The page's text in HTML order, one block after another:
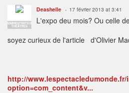
ADMINISTRATEUR
THÉÂTRES
Deashelle 17 février 2013 at 3:41
L'expo deu mois? Ou celle
soyez curieux de l'article d'Olivier
http://
option=com_content&v...